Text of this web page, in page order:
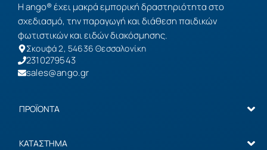
Η ango® έχει μακρά εμπορική δραστηριότητα στο
σχεδιασμό, την παραγωγή και διάθεση παιδικών
φωτιστικών και ειδών διακόσμησης.
Σκουφά 2, 54636 Θεσσαλονίκη
2310279543
sales@ango.gr
ΠΡΟΪΟΝΤΑ
ΚΑΤΑΣΤΗΜΑ